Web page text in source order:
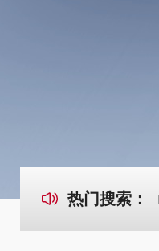
热门搜索：